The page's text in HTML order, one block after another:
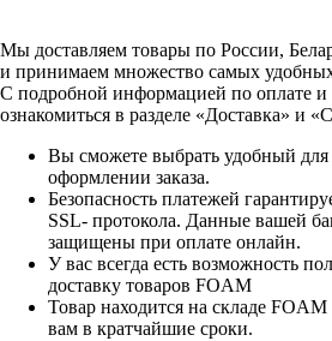
Мы доставляем товары по России,
и принимаем множество самых
С подробной информацией по оплате и
ознакомиться в разделе «Доставка» и
Вы сможете выбрать удобный для
оформлении заказа.
Безопасность платежей
SSL- протокола. Данные вашей
защищены при оплате онлайн.
У вас всегда есть возможность
доставку товаров FOAM
Товар находится на складе
вам в кратчайшие сроки.